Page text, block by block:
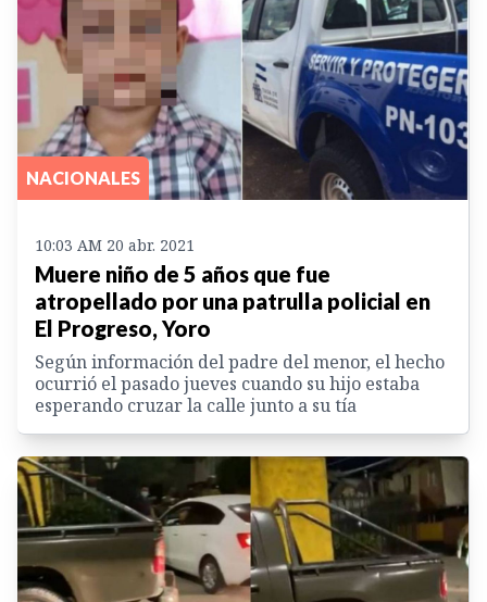
NACIONALES
10:03 AM 20 abr. 2021
Muere niño de 5 años que fue
atropellado por una patrulla policial en
El Progreso, Yoro
Según información del padre del menor, el hecho
ocurrió el pasado jueves cuando su hijo estaba
esperando cruzar la calle junto a su tía